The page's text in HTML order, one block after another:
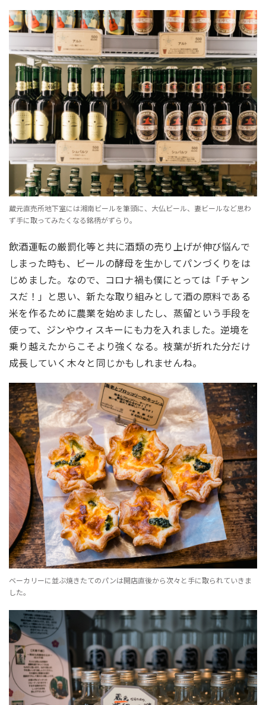
蔵元直売所地下室には湘南ビールを筆頭に、大仏ビール、妻ビールなど思わ
ず手に取ってみたくなる銘柄がずらり。
飲酒運転の厳罰化等と共に酒類の売り上げが伸び悩んで
しまった時も、ビールの酵母を生かしてパンづくりをは
じめました。なので、コロナ禍も僕にとっては「チャン
スだ！」と思い、新たな取り組みとして酒の原料である
米を作るために農業を始めましたし、蒸留という手段を
使って、ジンやウィスキーにも力を入れました。逆境を
乗り越えたからこそより強くなる。枝葉が折れた分だけ
成長していく木々と同じかもしれませんね。
ベーカリーに並ぶ焼きたてのパンは開店直後から次々と手に取られていきま
した。